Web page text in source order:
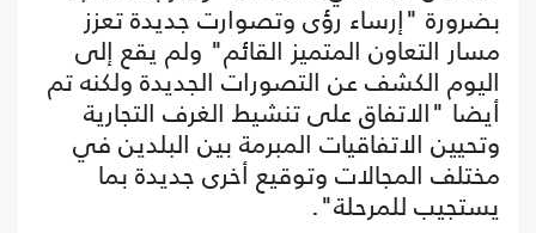
بضرورة "إرساء رؤى وتصوارت جديدة تعزز
مسار التعاون المتميز القائم" ولم يقع إلى
اليوم الكشف عن التصورات الجديدة ولكنه تم
أيضا "الاتفاق على تنشيط الغرف التجارية
وتحيين الاتفاقيات المبرمة بين البلدين في
مختلف المجالات وتوقيع أخرى جديدة بما
يستجيب للمرحلة".